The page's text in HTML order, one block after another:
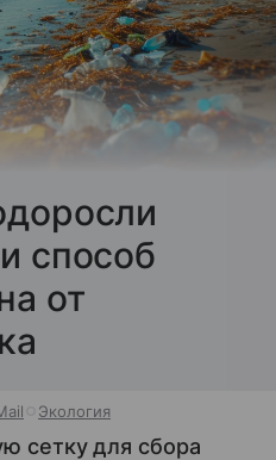
способ
от
Экология
сетку для сбора